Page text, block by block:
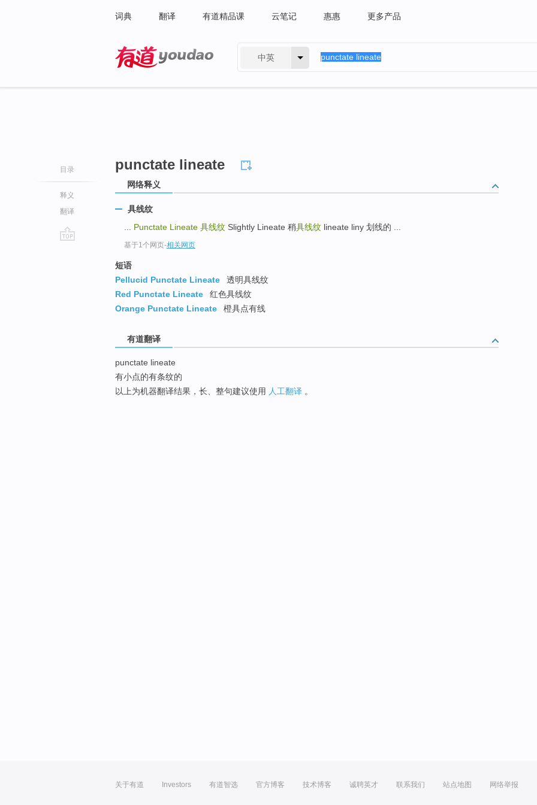
词典 翻译 有道精品课 云笔记 惠惠 更多产品
中英
目录
释义
翻译
punctate lineate
网络释义
具线纹
Punctate Lineate 具线纹 Slightly Lineate 稍具线纹 lineate liny 划线的 ...
基于1个网页-相关网页
短语
Pellucid Punctate Lineate
透明具线纹
Red Punctate Lineate
红色具线纹
Orange Punctate Lineate
橙具点有线
有道翻译
punctate lineate
有小点的有条纹的
以上为机器翻译结果，长、整句建议使用 人工翻译 。
关于有道 Investors 有道智选 官方博客 技术博客 诚聘英才 联系我们 站点地图 网络举报